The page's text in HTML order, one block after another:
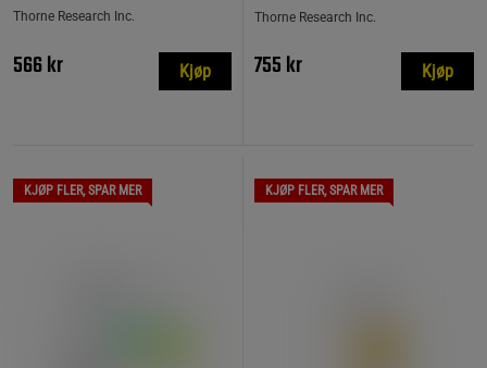
Thorne Research Inc.
566 kr Kjøp
Thorne Research Inc.
755 kr Kjøp
KJØP FLER, SPAR MER KJØP FLER, SPAR MER